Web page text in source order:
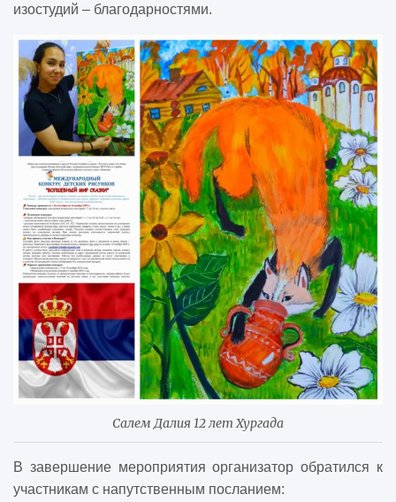
изостудий – благодарностями.
Салем Далия 12 лет Хургада
В завершение мероприятия организатор обратился к
участникам с напутственным посланием: